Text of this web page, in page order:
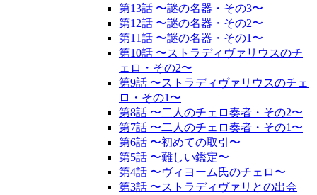
第13話 〜謎の名器・その3〜
第12話 〜謎の名器・その2〜
第11話 〜謎の名器・その1〜
第10話 〜ストラディヴァリウスのチ
ェロ・その2〜
第9話 〜ストラディヴァリウスのチェ
ロ・その1〜
第8話 〜二人のチェロ奏者・その2〜
第7話 〜二人のチェロ奏者・その1〜
第6話 〜初めての取引〜
第5話 〜難しい鑑定〜
第4話 〜ヴィヨーム氏のチェロ〜
第3話 〜ストラディヴァリとの出会